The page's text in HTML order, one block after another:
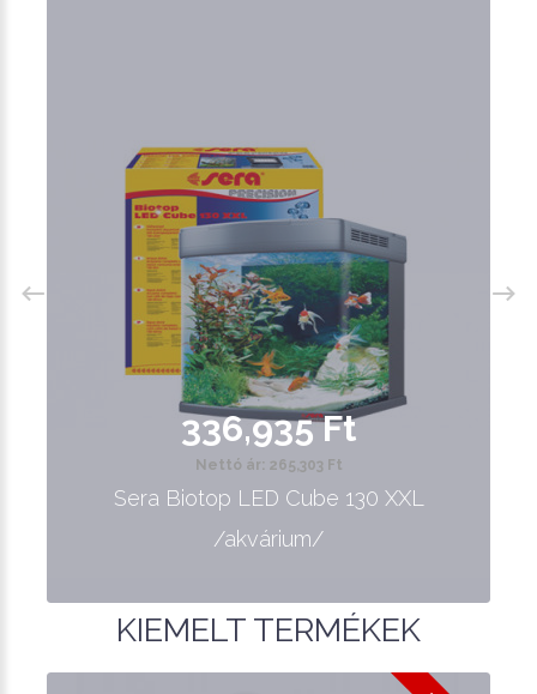
336,935 Ft
Nettó ár: 265,303 Ft
Sera Biotop LED Cube 130 XXL
/akvárium/
KIEMELT TERMÉKEK